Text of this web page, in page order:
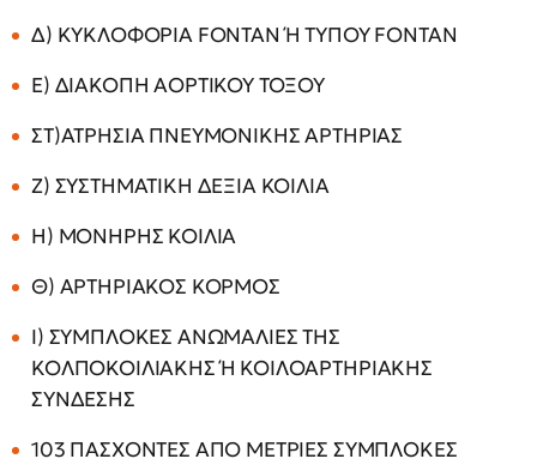
Δ) ΚΥΚΛΟΦΟΡΙΑ FONTAN Ή ΤΥΠΟΥ FONTAN
Ε) ΔΙΑΚΟΠΗ ΑΟΡΤΙΚΟΥ ΤΟΞΟΥ
ΣΤ)ΑΤΡΗΣΙΑ ΠΝΕΥΜΟΝΙΚΗΣ ΑΡΤΗΡΙΑΣ
Ζ) ΣΥΣΤΗΜΑΤΙΚΗ ΔΕΞΙΑ ΚΟΙΛΙΑ
Η) ΜΟΝΗΡΗΣ ΚΟΙΛΙΑ
Θ) ΑΡΤΗΡΙΑΚΟΣ ΚΟΡΜΟΣ
Ι) ΣΥΜΠΛΟΚΕΣ ΑΝΩΜΑΛΙΕΣ ΤΗΣ
ΚΟΛΠΟΚΟΙΛΙΑΚΗΣ Ή ΚΟΙΛΟΑΡΤΗΡΙΑΚΗΣ
ΣΥΝΔΕΣΗΣ
103 ΠΑΣΧΟΝΤΕΣ ΑΠΟ ΜΕΤΡΙΕΣ ΣΥΜΠΛΟΚΕΣ